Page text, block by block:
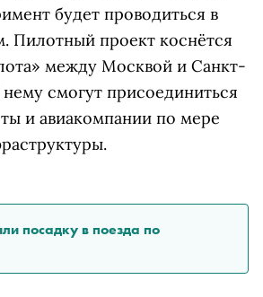
будет проводиться в
Пилотный проект коснётся
между Москвой и Санкт-
смогут присоединиться
и авиакомпании по мере
посадку в поезда по